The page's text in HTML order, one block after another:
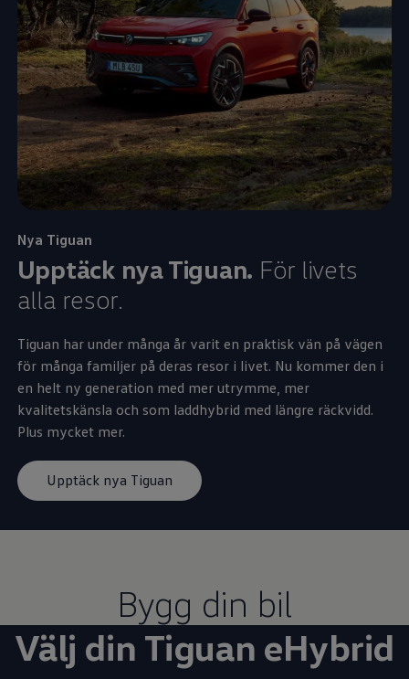
Nya Tiguan
Upptäck nya Tiguan. För livets
alla resor.
Tiguan har under många år varit en praktisk vän på vägen
för många familjer på deras resor i livet. Nu kommer den i
en helt ny generation med mer utrymme, mer
kvalitetskänsla och som laddhybrid med längre räckvidd.
Plus mycket mer.
Upptäck nya Tiguan
Bygg din bil
Välj din Tiguan eHybrid